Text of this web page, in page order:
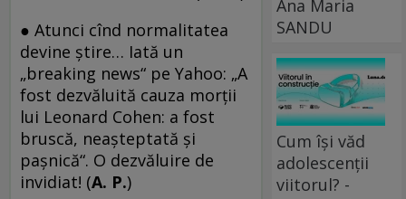
● Atunci cînd normalitatea
devine știre… Iată un
„breaking news“ pe Yahoo: „A
fost dezvăluită cauza morții
lui Leonard Cohen: a fost
bruscă, neașteptată și
pașnică“. O dezvăluire de
invidiat! (A. P.)
Ana Maria
SANDU
Cum își văd
adolescenții
viitorul? -